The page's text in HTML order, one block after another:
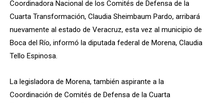
Coordinadora Nacional de los Comités de Defensa de la
Cuarta Transformación, Claudia Sheimbaum Pardo, arribará
nuevamente al estado de Veracruz, esta vez al municipio de
Boca del Río, informó la diputada federal de Morena, Claudia
Tello Espinosa.
La legisladora de Morena, también aspirante a la
Coordinación de Comités de Defensa de la Cuarta